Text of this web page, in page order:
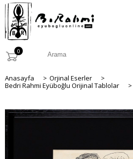
0
Anasayfa > Orjinal Eserler
>
Bedri Rahmi Eyüboğlu Orijinal Tablolar
>